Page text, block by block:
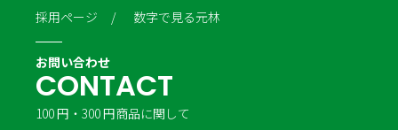
採用ページ 数字で見る元林
お問い合わせ
CONTACT
100 円・300 円商品に関して